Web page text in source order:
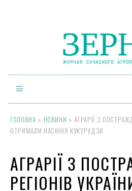
ГОЛОВНА » НОВИНИ »АГРАРІЇ З
ОТРИМАЛИ НАСІННЯ КУКУРУДЗИ
АГРАРІЇ З
РЕГІОНІВ